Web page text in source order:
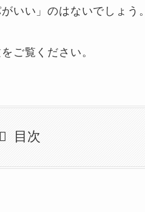
いい」のはないでしょう。
ご覧ください。
目次